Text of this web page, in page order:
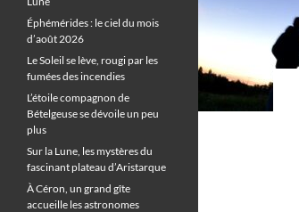
Éphémérides : le ciel du mois
d’août 2026
Le Soleil se lève, rougi par les
fumées des incendies
L’étoile compagnon de
Bételgeuse se dévoile un peu
plus
Sur la Lune, les mystères du
fascinant plateau d’Aristarque
À Céron, un grand gîte
accueille les astronomes